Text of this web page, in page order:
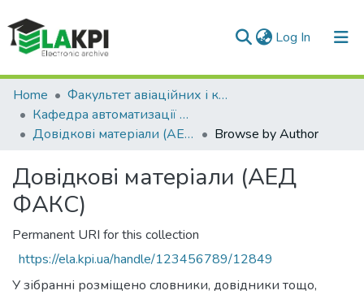
Log In (current)
Communities & Collections
All of DSpace
Home
Факультет авіаційних і космічних систем (ФАКС)
Кафедра автоматизації експериментальних досліджень
Довідкові матеріали (АЕД ФАКС)
Browse by Author
Довідкові матеріали (АЕД
ФАКС)
Permanent URI for this collection
https://ela.kpi.ua/handle/123456789/12849
У зібранні розміщено словники, довідники тощо,